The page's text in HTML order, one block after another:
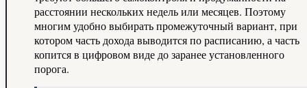
расстоянии нескольких недель или месяцев. Поэтому
многим удобно выбирать промежуточный вариант, при
котором часть дохода выводится по расписанию, а часть
копится в цифровом виде до заранее установленного
порога.